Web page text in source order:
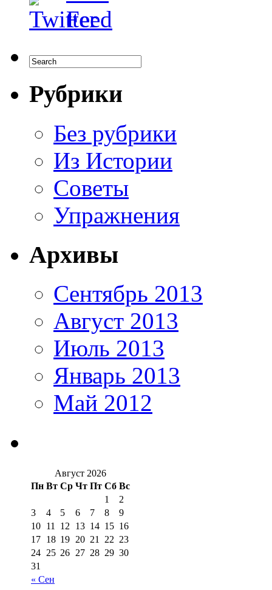
Рубрики
Без рубрики
Из Истории
Советы
Упражнения
Архивы
Сентябрь 2013
Август 2013
Июль 2013
Январь 2013
Май 2012
Август 2026
Пн Вт Ср Чт Пт Сб Вс
« Сен
1
2
3
4 5 6 7 8
9
10 11 12 13 14 15 16
17 18 19 20 21 22 23
24 25 26 27 28 29 30
31